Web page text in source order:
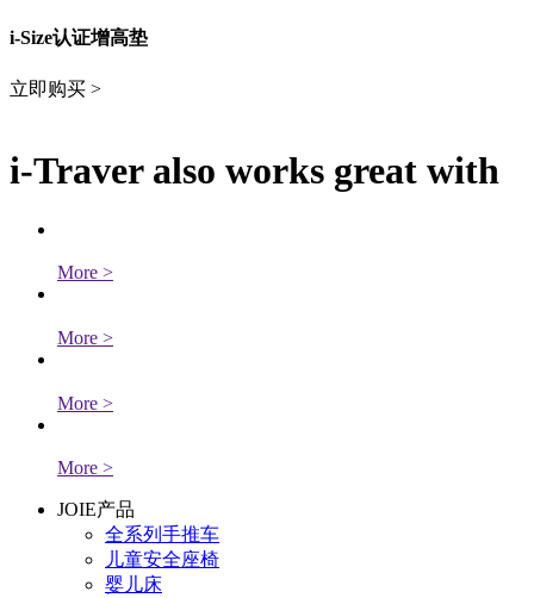
i-Size认证增高垫
立即购买 >
i-Traver also works great with
More >
More >
More >
More >
JOIE产品
全系列手推车
儿童安全座椅
婴儿床